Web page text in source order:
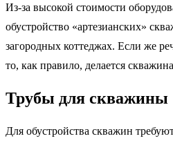
Из-за высокой стоимости
обустройство «артезианских»
загородных коттеджах. Если же
то, как правило, делается
Трубы для скважины
Для обустройства скважин